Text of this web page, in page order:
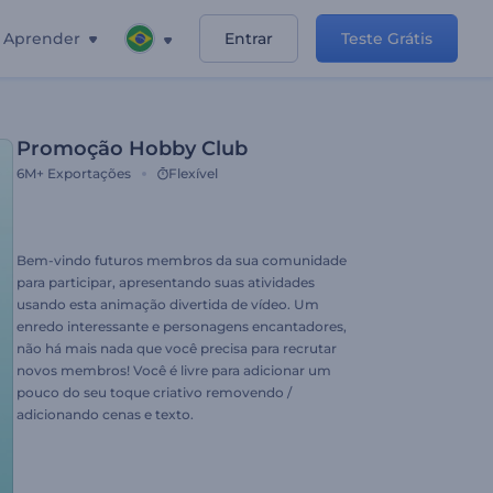
Aprender Entrar Teste Grátis
Promoção Hobby Club
6M+ Exportações Flexível
Bem-vindo futuros membros da sua comunidade
para participar, apresentando suas atividades
usando esta animação divertida de vídeo. Um
enredo interessante e personagens encantadores,
não há mais nada que você precisa para recrutar
novos membros! Você é livre para adicionar um
pouco do seu toque criativo removendo /
adicionando cenas e texto.